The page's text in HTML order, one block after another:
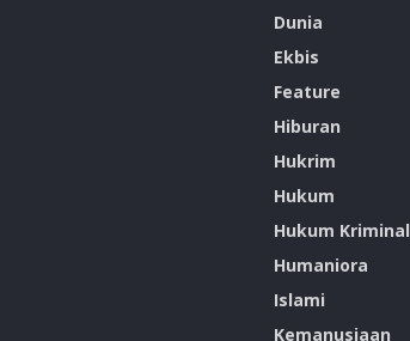
Dunia
Ekbis
Feature
Hiburan
Hukrim
Hukum
Hukum Kriminal
Humaniora
Islami
Kemanusiaan